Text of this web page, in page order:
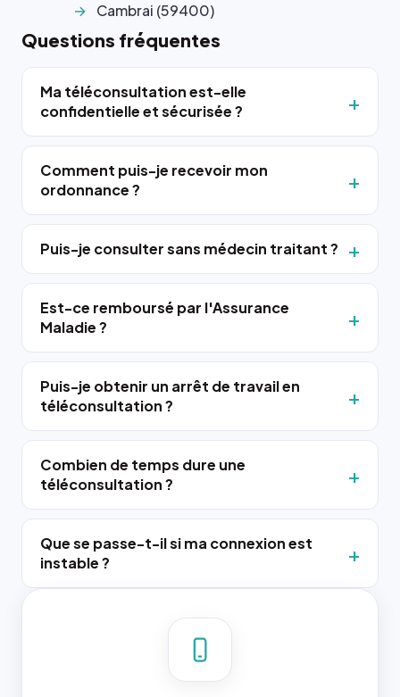
Cambrai (59400)
Questions fréquentes
Ma téléconsultation est-elle
confidentielle et sécurisée ?
Comment puis-je recevoir mon
ordonnance ?
Puis-je consulter sans médecin traitant ?
Est-ce remboursé par l'Assurance
Maladie ?
Puis-je obtenir un arrêt de travail en
téléconsultation ?
Combien de temps dure une
téléconsultation ?
Que se passe-t-il si ma connexion est
instable ?